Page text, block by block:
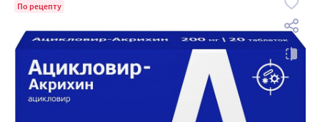
По рецепту